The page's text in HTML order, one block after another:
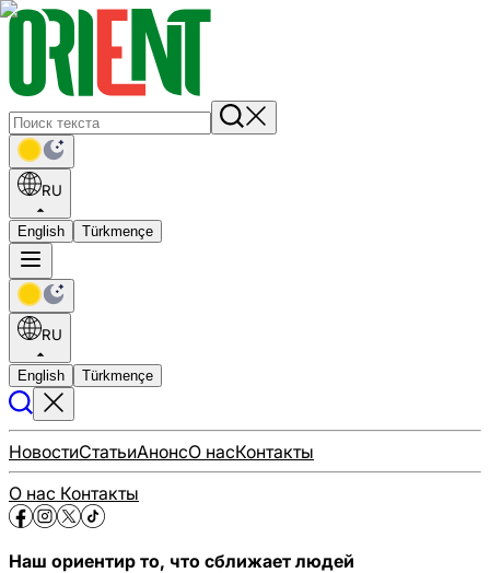
RU
English Türkmençe
RU
English Türkmençe
НовостиСтатьиАнонсО насКонтакты
О нас Контакты
Наш ориентир то, что сближает людей